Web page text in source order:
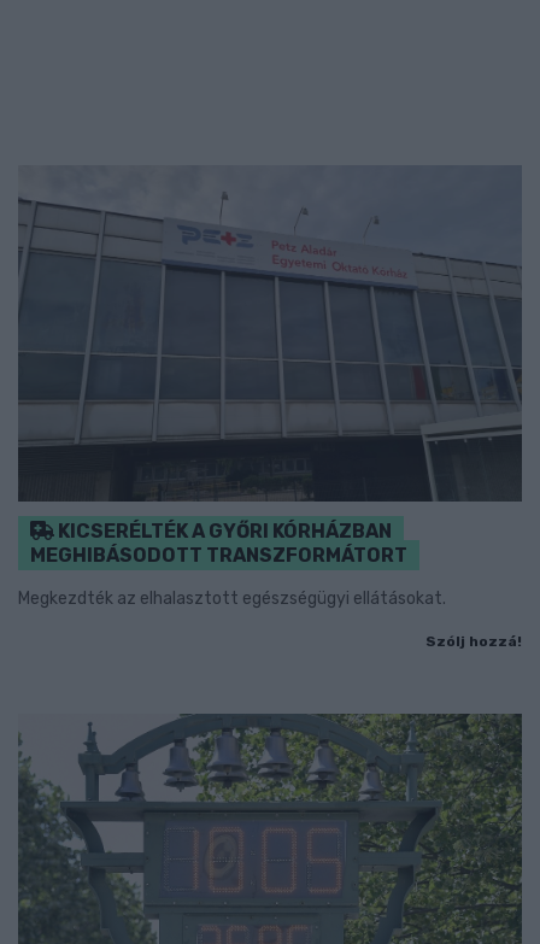
KICSERÉLTÉK A GYŐRI KÓRHÁZBAN
MEGHIBÁSODOTT TRANSZFORMÁTORT
Megkezdték az elhalasztott egészségügyi ellátásokat.
Szólj hozzá!